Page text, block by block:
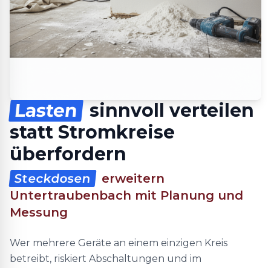
Lasten sinnvoll verteilen
statt Stromkreise
überfordern
Steckdosen
erweitern
Untertraubenbach mit Planung und
Messung
Wer mehrere Geräte an einem einzigen Kreis
betreibt, riskiert Abschaltungen und im